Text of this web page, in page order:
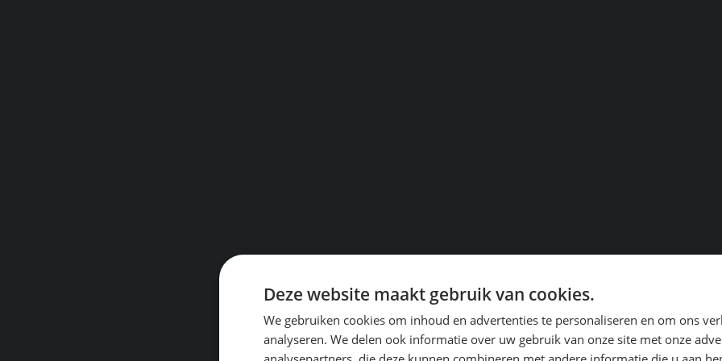
Deze website maakt gebruik van cookies.
We gebruiken cookies om inhoud en advertenties te personaliseren en om ons
analyseren. We delen ook informatie over uw gebruik van onze site met onze